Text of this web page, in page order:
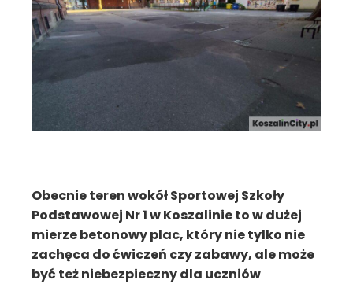
Obecnie teren wokół Sportowej Szkoły
Podstawowej Nr 1 w Koszalinie to w dużej
mierze betonowy plac, który nie tylko nie
zachęca do ćwiczeń czy zabawy, ale może
być też niebezpieczny dla uczniów